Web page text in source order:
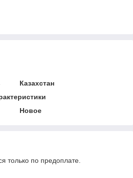
Казахстан
Новое
только по предоплате.